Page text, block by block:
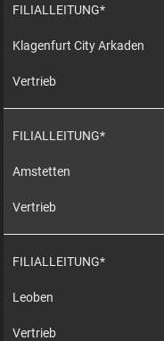
FILIALLEITUNG*
Klagenfurt City Arkaden
Vertrieb
FILIALLEITUNG*
Amstetten
Vertrieb
FILIALLEITUNG*
Leoben
Vertrieb